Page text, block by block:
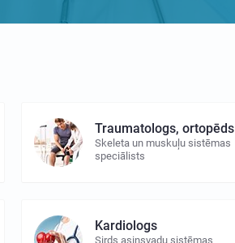
Traumatologs, ortopēds
Skeleta un muskuļu sistēmas
speciālists
Kardiologs
Sirds asinsvadu sistēmas